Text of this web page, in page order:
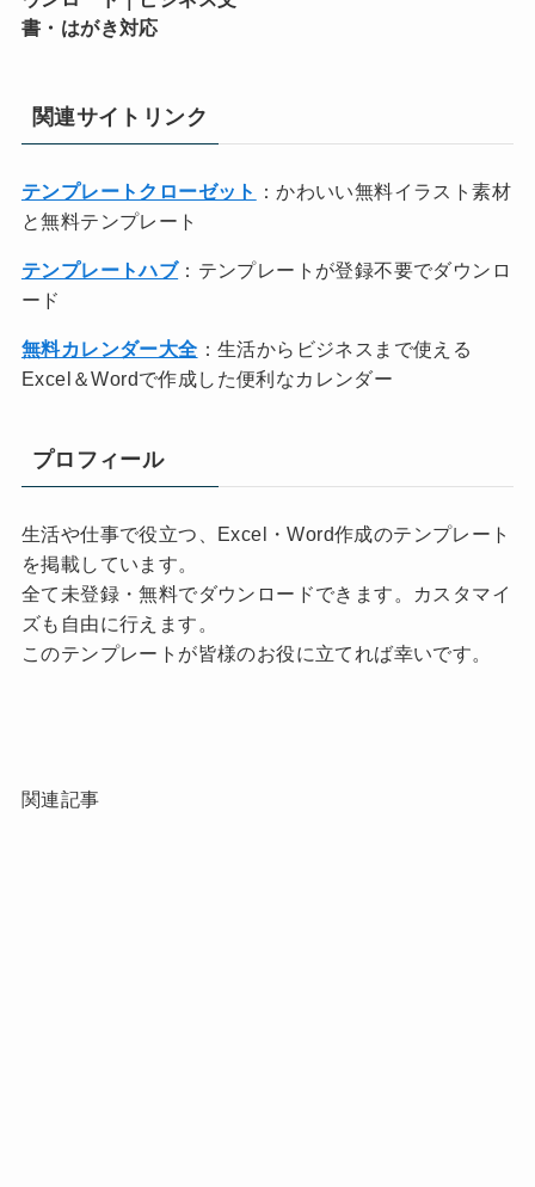
書・はがき対応
関連サイトリンク
テンプレートクローゼット
：かわいい無料イラスト素材
と無料テンプレート
テンプレートハブ：テンプレートが登録不要でダウンロ
ード
無料カレンダー大全 ：生活からビジネスまで使える
Excel＆Wordで作成した便利なカレンダー
プロフィール
生活や仕事で役立つ、Excel・Word作成のテンプレート
を掲載しています。
全て未登録・無料でダウンロードできます。カスタマイ
ズも自由に行えます。
このテンプレートが皆様のお役に立てれば幸いです。
関連記事